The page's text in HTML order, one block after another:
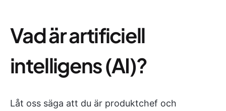
Vad är artificiell
intelligens (AI)?
Låt oss säga att du är produktchef och